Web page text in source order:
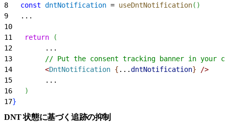
8
   const
dntNotification = useDntNotification( )
9
   ...
10
11
   return
(
12
        ...
13
// Put the consent tracking banner in your
14
<DntNotification { ...dntNotification} />
15
        ...
16
)
17}
DNT 状態に基づく追跡の抑制